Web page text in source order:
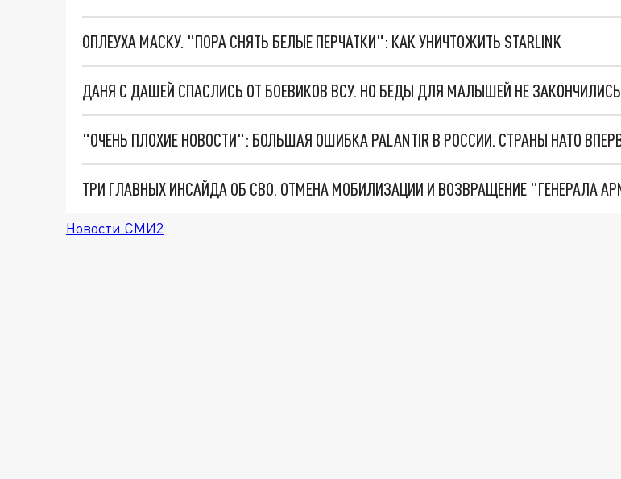
ОПЛЕУХА МАСКУ. "ПОРА СНЯТЬ БЕЛЫЕ ПЕРЧАТКИ": КАК УНИЧТОЖИТЬ STARLINK
ДАНЯ С ДАШЕЙ СПАСЛИСЬ ОТ БОЕВИКОВ ВСУ. НО БЕДЫ ДЛЯ МАЛЫШЕЙ НЕ ЗАКОНЧИЛИСЬ
Новости СМИ2